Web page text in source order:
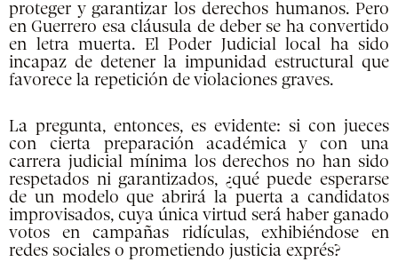
proteger y garantizar los derechos humanos. Pero
en Guerrero esa cláusula de deber se ha convertido
en letra muerta. El Poder Judicial local ha sido
incapaz de detener la impunidad estructural que
favorece la repetición de violaciones graves.
La pregunta, entonces, es evidente: si con jueces
con cierta preparación académica y con una
carrera judicial mínima los derechos no han sido
respetados ni garantizados, ¿qué puede esperarse
de un modelo que abrirá la puerta a candidatos
improvisados, cuya única virtud será haber ganado
votos en campañas ridículas, exhibiéndose en
redes sociales o prometiendo justicia exprés?